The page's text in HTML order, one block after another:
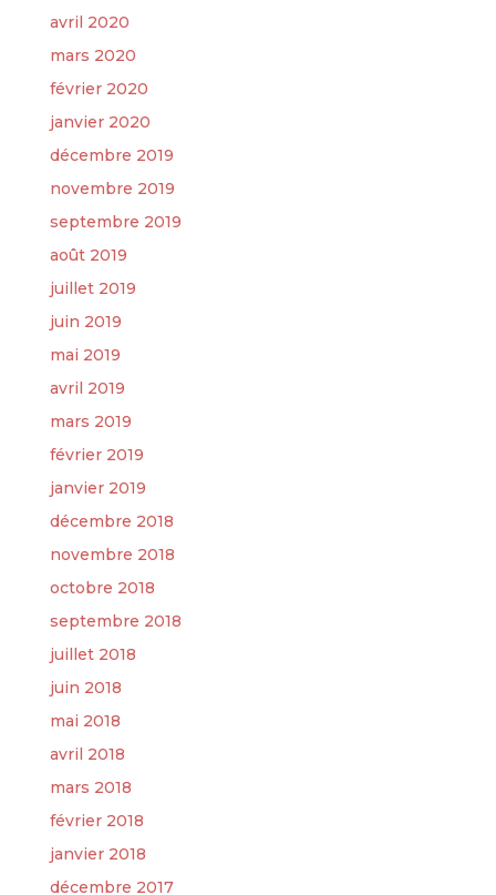
avril 2020
mars 2020
février 2020
janvier 2020
décembre 2019
novembre 2019
septembre 2019
août 2019
juillet 2019
juin 2019
mai 2019
avril 2019
mars 2019
février 2019
janvier 2019
décembre 2018
novembre 2018
octobre 2018
septembre 2018
juillet 2018
juin 2018
mai 2018
avril 2018
mars 2018
février 2018
janvier 2018
décembre 2017